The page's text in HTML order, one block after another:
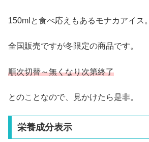
150mlと食べ応えもあるモナカアイス。
全国販売ですが冬限定の商品です。
順次切替～無くなり次第終了
とのことなので、見かけたら是非。
栄養成分表示